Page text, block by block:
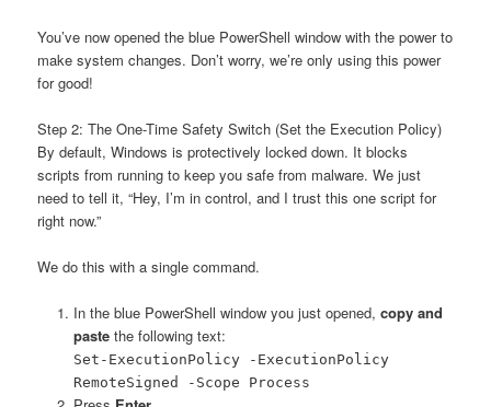
You’ve now opened the blue PowerShell window with the power to
make system changes. Don’t worry, we’re only using this power
for good!
Step 2: The One-Time Safety Switch (Set the Execution Policy)
By default, Windows is protectively locked down. It blocks
scripts from running to keep you safe from malware. We just
need to tell it, “Hey, I’m in control, and I trust this one script for
right now.”
We do this with a single command.
In the blue PowerShell window you just opened, copy and
pastethe following text:
Set-ExecutionPolicy -ExecutionPolicy
RemoteSigned -Scope Process